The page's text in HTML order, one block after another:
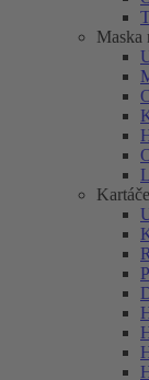
Maska